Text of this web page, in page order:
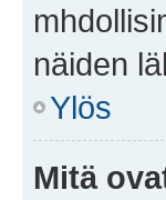
näiden
Ylös
Mitä